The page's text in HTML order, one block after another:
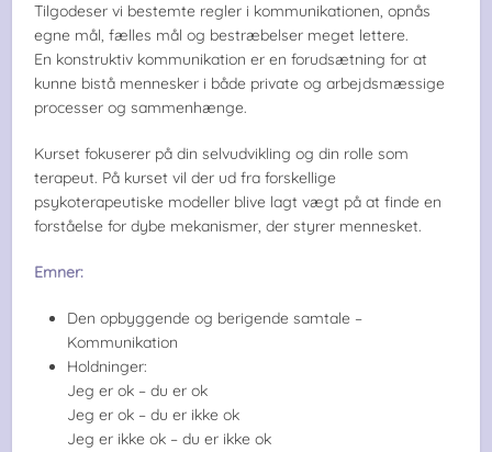
Tilgodeser vi bestemte regler i kommunikationen, opnås
egne mål, fælles mål og bestræbelser meget lettere.
En konstruktiv kommunikation er en forudsætning for at
kunne bistå mennesker i både private og arbejdsmæssige
processer og sammenhænge.
Kurset fokuserer på din selvudvikling og din rolle som
terapeut. På kurset vil der ud fra forskellige
psykoterapeutiske modeller blive lagt vægt på at finde en
forståelse for dybe mekanismer, der styrer mennesket.
Emner:
Den opbyggende og berigende samtale –
Kommunikation
Holdninger:
Jeg er ok – du er ok
Jeg er ok – du er ikke ok
Jeg er ikke ok – du er ikke ok